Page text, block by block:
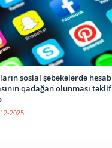
sosial şəbəkələrdə hesab
qadağan olunması təklif
2025